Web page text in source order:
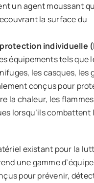
un agent moussant
la surface du
individuelle
équipements tels que
les casques, les
conçus pour
la chaleur, les
lorsqu’ils combattent
existant pour la
une gamme
pour prévenir,